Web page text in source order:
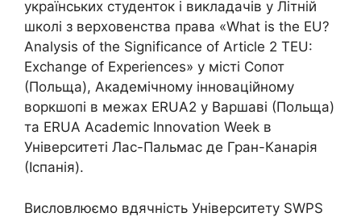
українських студенток і викладачів у Літній
школі з верховенства права «What is the EU?
Analysis of the Significance of Article 2 TEU:
Exchange of Experiences» у місті Сопот
(Польща), Академічному інноваційному
воркшопі в межах ERUA2 у Варшаві (Польща)
та ERUA Academic Innovation Week в
Університеті Лас-Пальмас де Гран-Канарія
(Іспанія).
Висловлюємо вдячність Університету SWPS